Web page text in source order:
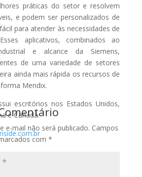
Lançame
nto do
Anuario
de
Gestão de
Ativos no
Brasil –
Edição
2025
o Seu
práticas do setor e resolvem
e podem ser personalizados de
para atender às necessidades de
aplicativos, combinados ao
e alcance da Siemens,
de uma variedade de setores
ainda mais rápida os recursos de
Mendix.
escritórios nos Estados Unidos,
e Canadá.
e-mail não será publicado. Campos
com *